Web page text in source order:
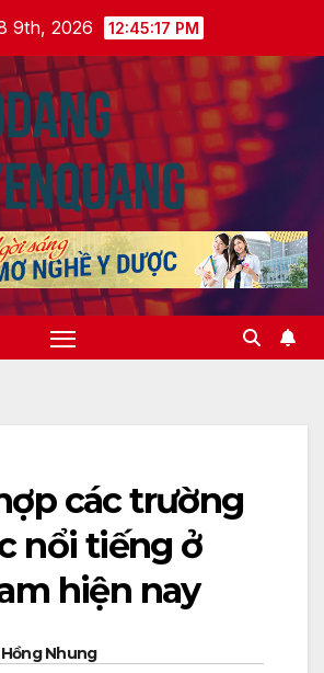
9th, 2026 12:45:18 PM
các trường
nổi tiếng ở
hiện nay
Hồng Nhung